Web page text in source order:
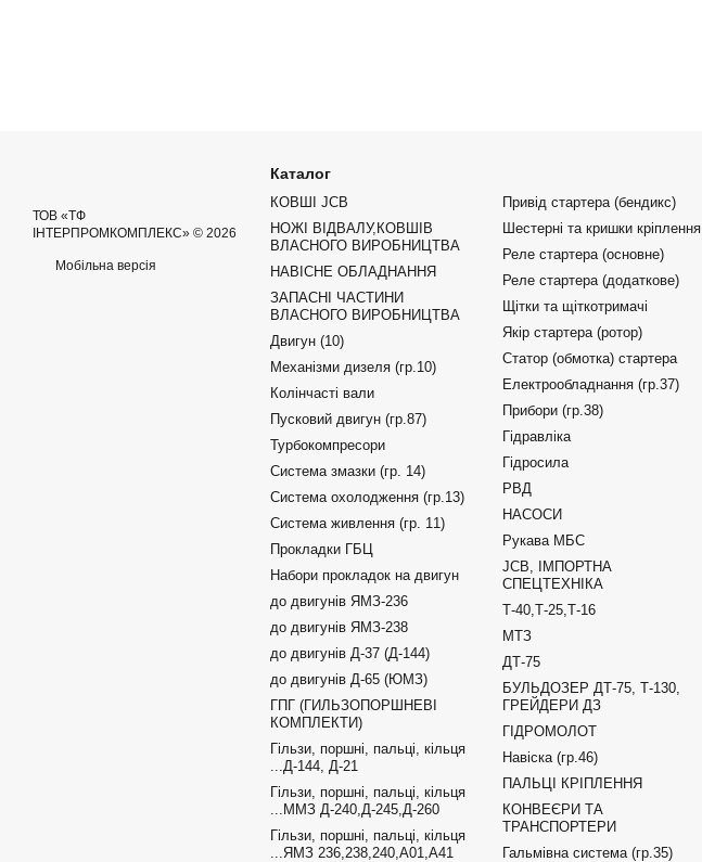
ТОВ «ТФ
ІНТЕРПРОМКОМПЛЕКС» © 2026
Мобільна версія
Каталог
КОВШІ JCB
НОЖІ ВІДВАЛУ,КОВШІВ
ВЛАСНОГО ВИРОБНИЦТВА
НАВІСНЕ ОБЛАДНАННЯ
ЗАПАСНІ ЧАСТИНИ
ВЛАСНОГО ВИРОБНИЦТВА
Двигун (10)
Механізми дизеля (гр.10)
Колінчасті вали
Пусковий двигун (гр.87)
Турбокомпресори
Система змазки (гр. 14)
Система охолодження (гр.13)
Система живлення (гр. 11)
Прокладки ГБЦ
Набори прокладок на двигун
до двигунів ЯМЗ-236
до двигунів ЯМЗ-238
до двигунів Д-37 (Д-144)
до двигунів Д-65 (ЮМЗ)
ГПГ (ГИЛЬЗОПОРШНЕВІ
КОМПЛЕКТИ)
Гільзи, поршні, пальці, кільця
...Д-144, Д-21
Гільзи, поршні, пальці, кільця
...ММЗ Д-240,Д-245,Д-260
Гільзи, поршні, пальці, кільця
...ЯМЗ 236,238,240,А01,А41
Привід стартера (бендикс)
Шестерні та кришки кріплення
Реле стартера (основне)
Реле стартера (додаткове)
Щітки та щіткотримачі
Якір стартера (ротор)
Статор (обмотка) стартера
Електрообладнання (гр.37)
Прибори (гр.38)
Гідравліка
Гідросила
РВД
НАСОСИ
Рукава МБС
JCB, ІМПОРТНА
СПЕЦТЕХНІКА
Т-40,Т-25,Т-16
МТЗ
ДТ-75
БУЛЬДОЗЕР ДТ-75, Т-130,
ГРЕЙДЕРИ ДЗ
ГІДРОМОЛОТ
Навіска (гр.46)
ПАЛЬЦІ КРІПЛЕННЯ
КОНВЕЄРИ ТА
ТРАНСПОРТЕРИ
Гальмівна система (гр.35)